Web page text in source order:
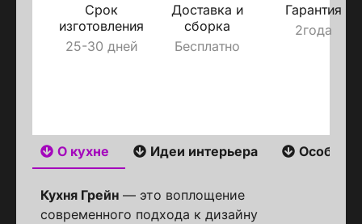
Срок
изготовления
25-30 дней
Доставка и
сборка
Бесплатно
Гарантия
2года
О кухне Идеи интерьера
Кухня Грейн — это воплощение
современного подхода к дизайну